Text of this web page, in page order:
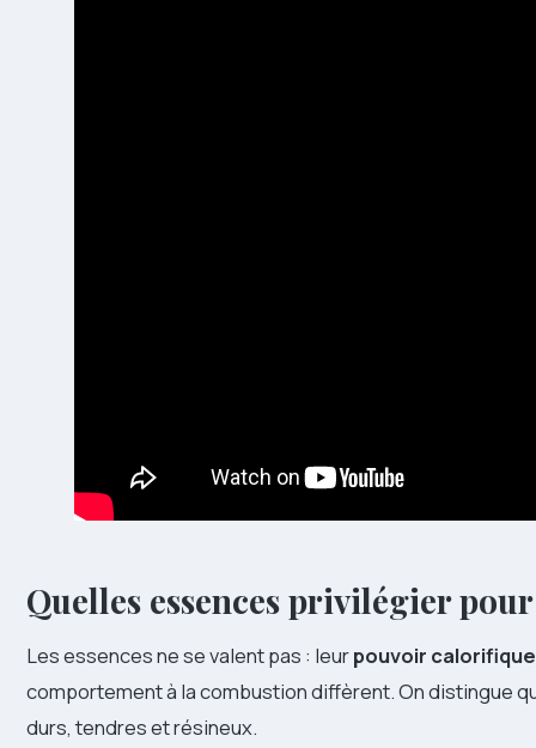
Quelles essences privilégier
Les essences ne se valent pas : leurpouvoir calorifique
comportement à la combustion diffèrent. On distingue
durs, tendres et résineux.